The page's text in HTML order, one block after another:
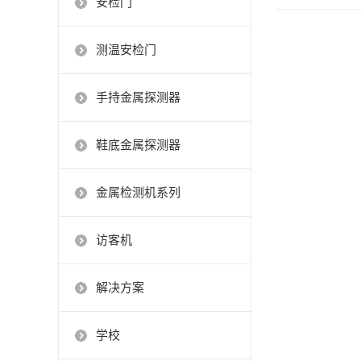
测温安检门
手持金属探测器
鞋底金属探测器
金属检测机系列
访客机
解决方案
学校